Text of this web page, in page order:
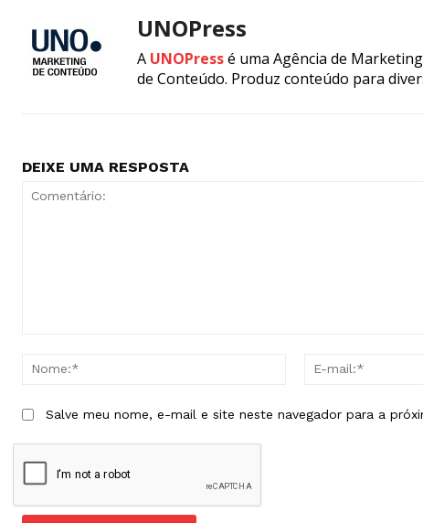
UNOPress
A UNOPressé uma Agência de
de Conteúdo. Produz conteúdo para
DEIXE UMA RESPOSTA
Nome:*
Salve meu nome, e-mail e site neste navegador para a